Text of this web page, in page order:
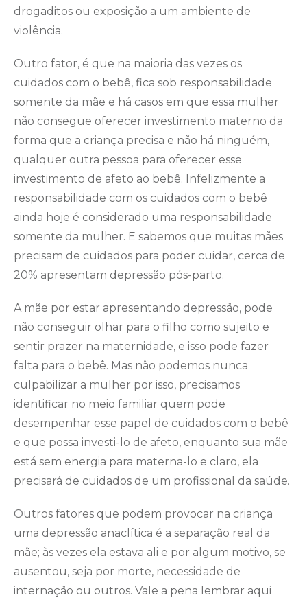
drogaditos ou exposição a um ambiente de
violência.
Outro fator, é que na maioria das vezes os
cuidados com o bebê, fica sob responsabilidade
somente da mãe e há casos em que essa mulher
não consegue oferecer investimento materno da
forma que a criança precisa e não há ninguém,
qualquer outra pessoa para oferecer esse
investimento de afeto ao bebê. Infelizmente a
responsabilidade com os cuidados com o bebê
ainda hoje é considerado uma responsabilidade
somente da mulher. E sabemos que muitas mães
precisam de cuidados para poder cuidar, cerca de
20% apresentam depressão pós-parto.
A mãe por estar apresentando depressão, pode
não conseguir olhar para o filho como sujeito e
sentir prazer na maternidade, e isso pode fazer
falta para o bebê. Mas não podemos nunca
culpabilizar a mulher por isso, precisamos
identificar no meio familiar quem pode
desempenhar esse papel de cuidados com o bebê
e que possa investi-lo de afeto, enquanto sua mãe
está sem energia para materna-lo e claro, ela
precisará de cuidados de um profissional da saúde.
Outros fatores que podem provocar na criança
uma depressão anaclítica é a separação real da
mãe; às vezes ela estava ali e por algum motivo, se
ausentou, seja por morte, necessidade de
internação ou outros. Vale a pena lembrar aqui